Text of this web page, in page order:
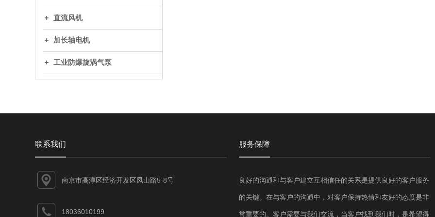
直流风机
加长轴电机
工业防爆旋涡气泵
联系我们
南京市高淳区经济开发区凤山路5-8号
18036010199
服务保障
良好的沟通和与客户建立互相信任的关系是提供良好的客户服务
的关键。在与客户的沟通中，对客户保持热情和友好的态度是非
常重要的。客户需要与我们交流，当客户找到我们时，是希望得